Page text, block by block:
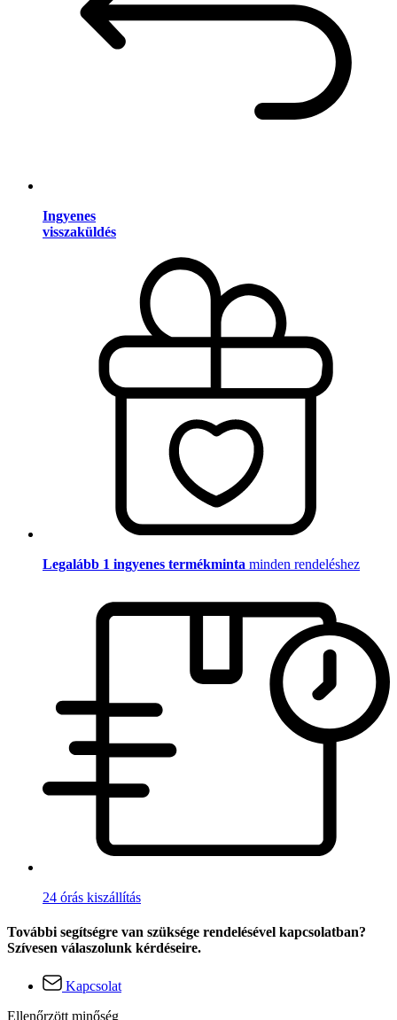
Ingyenes
visszaküldés
Legalább 1 ingyenes termékminta minden rendeléshez
24 órás kiszállítás
További segítségre van szüksége rendelésével kapcsolatban?
Szívesen válaszolunk kérdéseire.
Kapcsolat
Ellenőrzött minőség